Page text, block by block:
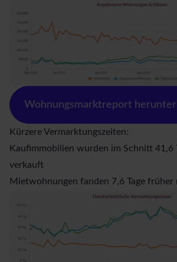
Wohnungsmarktreport
Kürzere Vermarktungszeiten:
Kaufimmobilien wurden im Schnitt 41,6
verkauft
Mietwohnungen fanden 7,6 Tage früher